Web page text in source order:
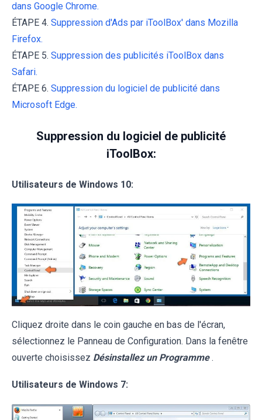
dans Google Chrome.
ÉTAPE 4. Suppression d'Ads par iToolBox' dans Mozilla
Firefox.
ÉTAPE 5. Suppression des publicités iToolBox dans
Safari.
ÉTAPE 6. Suppression du logiciel de publicité dans
Microsoft Edge.
Suppression du logiciel de publicité
iToolBox:
Utilisateurs de Windows 10:
Cliquez droite dans le coin gauche en bas de l'écran,
sélectionnez le Panneau de Configuration. Dans la fenêtre
ouverte choisissez Désinstallez un Programme .
Utilisateurs de Windows 7: